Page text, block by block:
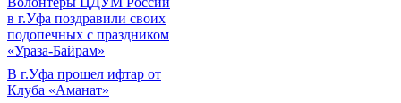
в г.Уфа поздравили своих
подопечных с праздником
«Ураза-Байрам»
В г.Уфа прошел ифтар от
Клуба «Аманат»